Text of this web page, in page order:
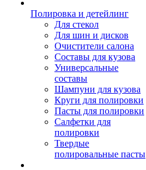
Полировка и детейлинг
Для стекол
Для шин и дисков
Очистители салона
Составы для кузова
Универсальные
составы
Шампуни для кузова
Круги для полировки
Пасты для полировки
Салфетки для
полировки
Твердые
полировальные пасты